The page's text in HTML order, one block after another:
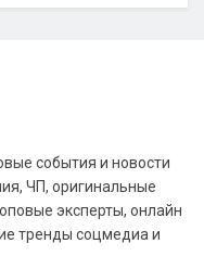
события и новости
ЧП, оригинальные
эксперты, онлайн
тренды соцмедиа и